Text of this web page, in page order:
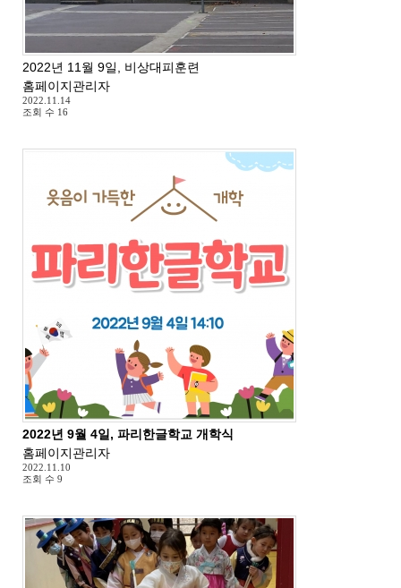
2022년 11월 9일, 비상대피훈련
홈페이지관리자
2022.11.14
조회 수 16
2022년 9월 4일, 파리한글학교 개학식
홈페이지관리자
2022.11.10
조회 수 9